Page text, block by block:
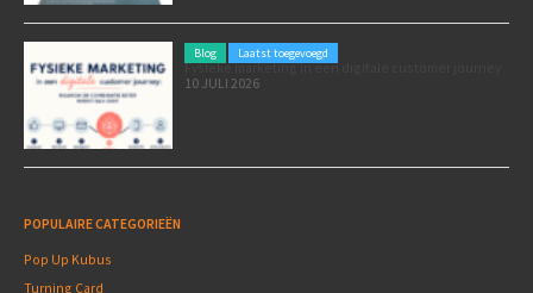
Blog Laatst toegevoegd
Fysieke marketing in een digitale customer journey
10 JULI 2026
POPULAIRE CATEGORIEËN
Pop Up Kubus
Turning Card